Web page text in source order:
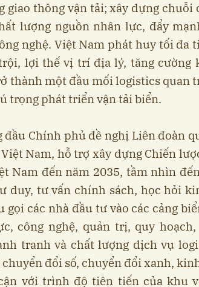
giao thông vận tải; xây dựng chuỗi
lượng nguồn nhân lực, đẩy
nghệ. Việt Nam phát huy tối đa
lợi thế vị trí địa lý, tăng cường
thành một đầu mối logistics quan
trọng phát triển vận tải biển.
đầu Chính phủ đề nghị Liên đoàn
Nam, hỗ trợ xây dựng Chiến
Nam đến năm 2035, tầm nhìn
duy, tư vấn chính sách, học hỏi
gọi các nhà đầu tư vào các cảng
công nghệ, quản trị, quy
tranh và chất lượng dịch vụ
đổi số, chuyển đổi xanh,
với trình độ tiên tiến của khu